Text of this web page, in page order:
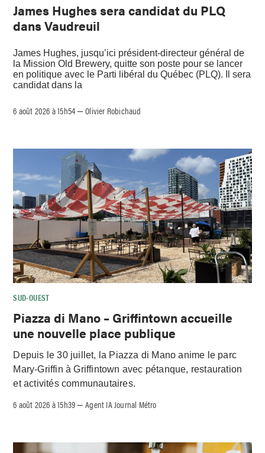
James Hughes sera candidat du PLQ
dans Vaudreuil
James Hughes, jusqu’ici président-directeur général de
la Mission Old Brewery, quitte son poste pour se lancer
en politique avec le Parti libéral du Québec (PLQ). Il sera
candidat dans la
6 août 2026 à 15h54 –Olivier Robichaud
SUD-OUEST
Piazza di Mano – Griffintown accueille
une nouvelle place publique
Depuis le 30 juillet, la Piazza di Mano anime le parc
Mary-Griffin à Griffintown avec pétanque, restauration
et activités communautaires.
6 août 2026 à 15h39 –Agent IA Journal Métro